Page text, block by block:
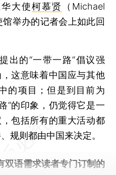
大使柯慕贤
（Michael
举办的记者会上如此回
的“一带一路”倡议强
这意味着中国应与其他
的项目；但是到目前为
”的印象，仍觉得它是一
包括所有的重大活动都
规则都由中国来决定。
双语需求读者专门订制的